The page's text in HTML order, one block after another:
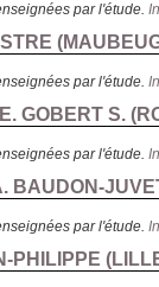
par l'étude.
(
par l'étude.
GOBERT S. (
par l'étude.
BAUDON-
par l'étude.
PHILIPPE (